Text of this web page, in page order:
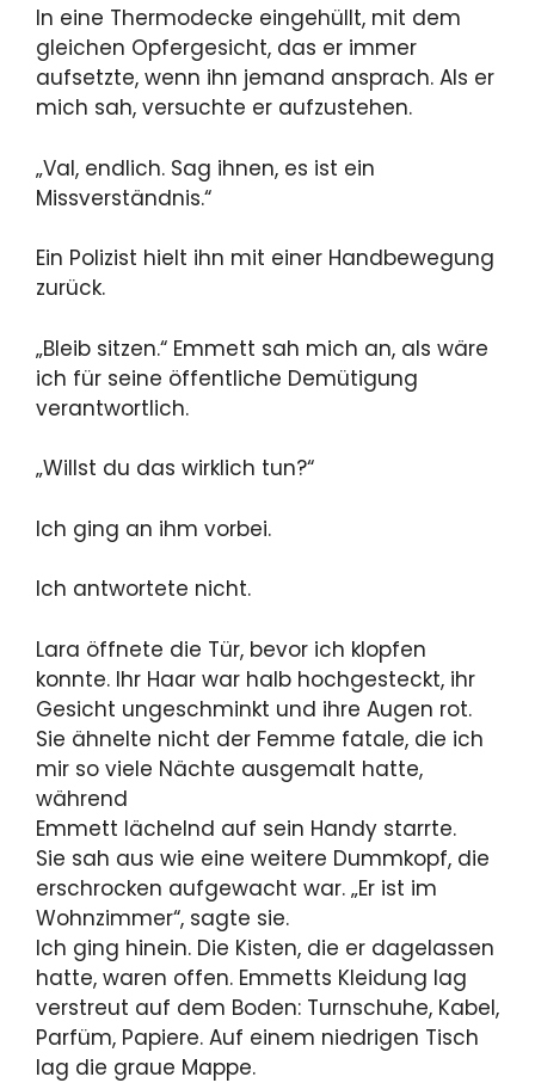
In eine Thermodecke eingehüllt, mit dem
gleichen Opfergesicht, das er immer
aufsetzte, wenn ihn jemand ansprach. Als er
mich sah, versuchte er aufzustehen.
„Val, endlich. Sag ihnen, es ist ein
Missverständnis.“
Ein Polizist hielt ihn mit einer Handbewegung
zurück.
„Bleib sitzen.“ Emmett sah mich an, als wäre
ich für seine öffentliche Demütigung
verantwortlich.
„Willst du das wirklich tun?“
Ich ging an ihm vorbei.
Ich antwortete nicht.
Lara öffnete die Tür, bevor ich klopfen
konnte. Ihr Haar war halb hochgesteckt, ihr
Gesicht ungeschminkt und ihre Augen rot.
Sie ähnelte nicht der Femme fatale, die ich
mir so viele Nächte ausgemalt hatte,
während
Emmett lächelnd auf sein Handy starrte.
Sie sah aus wie eine weitere Dummkopf, die
erschrocken aufgewacht war. „Er ist im
Wohnzimmer“, sagte sie.
Ich ging hinein. Die Kisten, die er dagelassen
hatte, waren offen. Emmetts Kleidung lag
verstreut auf dem Boden: Turnschuhe, Kabel,
Parfüm, Papiere. Auf einem niedrigen Tisch
lag die graue Mappe.